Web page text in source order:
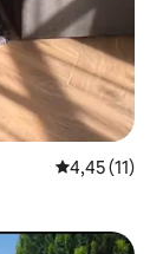
4,45 (11)